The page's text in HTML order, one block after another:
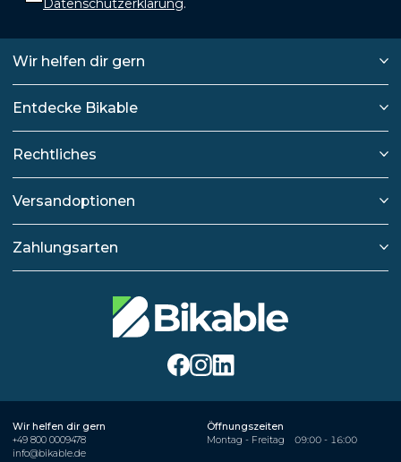
Datenschutzerklärung.
Wir helfen dir gern
Entdecke Bikable
Rechtliches
Versandoptionen
Zahlungsarten
Wir helfen dir gern
+49 800 0009478
info@bikable.de
Öffnungszeiten
Montag - Freitag
09:00 - 16:00